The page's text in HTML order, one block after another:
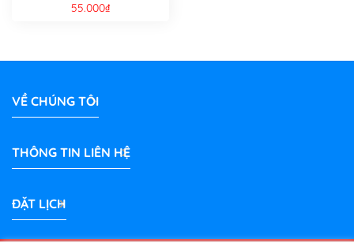
55.000₫
VỀ CHÚNG TÔI
THÔNG TIN LIÊN HỆ
ĐẶT LỊCH